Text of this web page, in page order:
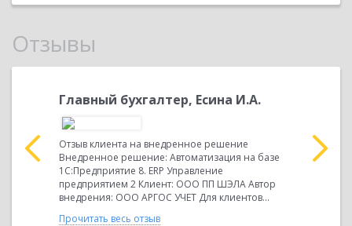
Отзывы
базе
Автор
Главный бухгалтер, Есина И.А.
Отзыв клиента на внедренное решение
Внедренное решение: Автоматизация на базе
1С:Предприятие 8. ERP Управление
предприятием 2 Клиент: ООО ПП ШЭЛА Автор
внедрения: ООО АРГОС УЧЕТ Для клиентов...
Прочитать весь отзыв